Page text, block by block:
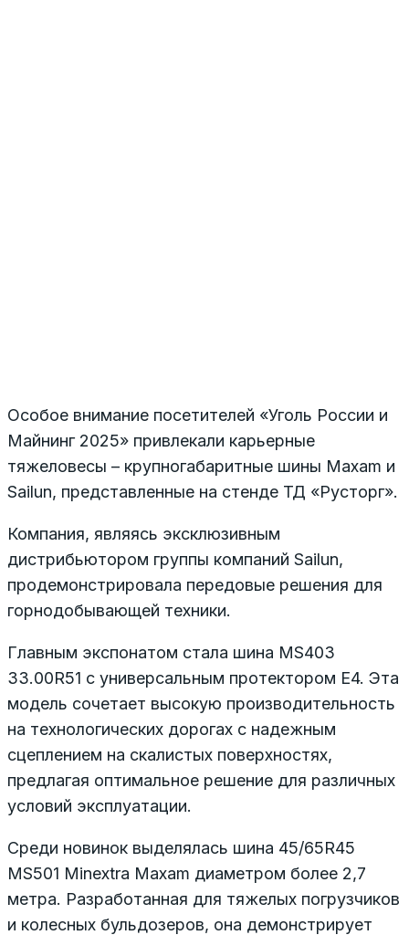
Особое внимание посетителей «Уголь России и
Майнинг 2025» привлекали карьерные
тяжеловесы – крупногабаритные шины Maxam и
Sailun, представленные на стенде ТД «Русторг».
Компания, являясь эксклюзивным
дистрибьютором группы компаний Sailun,
продемонстрировала передовые решения для
горнодобывающей техники.
Главным экспонатом стала шина MS403
33.00R51 с универсальным протектором E4. Эта
модель сочетает высокую производительность
на технологических дорогах с надежным
сцеплением на скалистых поверхностях,
предлагая оптимальное решение для различных
условий эксплуатации.
Среди новинок выделялась шина 45/65R45
MS501 Minextra Maxam диаметром более 2,7
метра. Разработанная для тяжелых погрузчиков
и колесных бульдозеров, она демонстрирует